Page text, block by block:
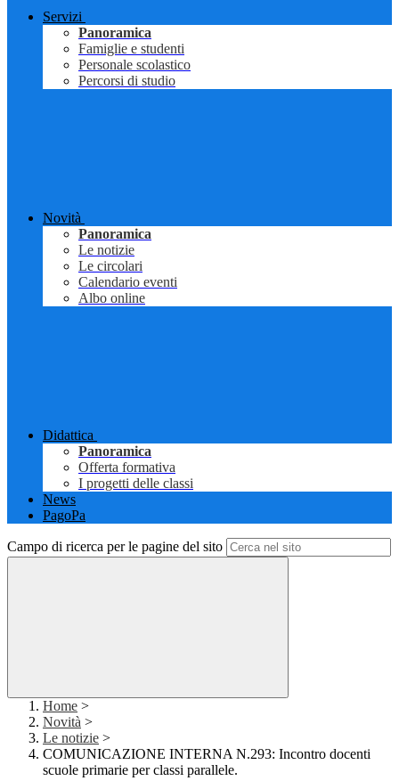
Servizi
Panoramica
Famiglie e studenti
Personale scolastico
Percorsi di studio
Novità
Panoramica
Le notizie
Le circolari
Calendario eventi
Albo online
Didattica
Panoramica
Offerta formativa
I progetti delle classi
News
PagoPa
Campo di ricerca per le pagine del sito
Home >
Novità >
Le notizie >
COMUNICAZIONE INTERNA N.293: Incontro docenti
scuole primarie per classi parallele.